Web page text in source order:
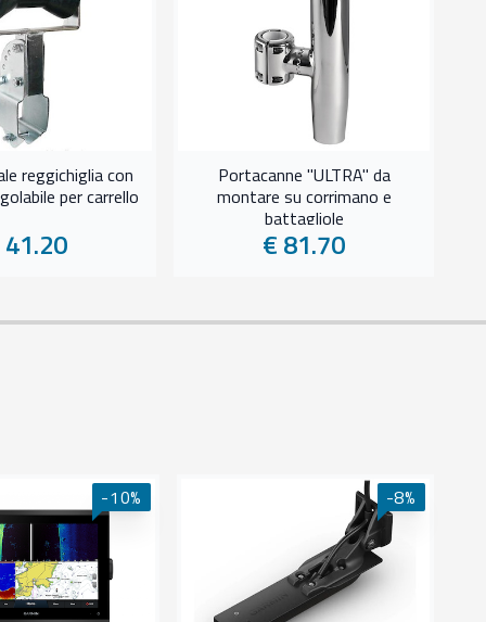
reggichiglia con
per carrello
Portacanne "ULTRA" da
montare su corrimano e
battagliole
€ 81.70
-10% -8%